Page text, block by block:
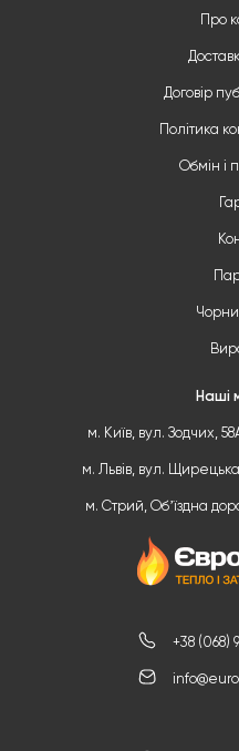
+38 (068)
Про
Договір
Політика
Обмін і
Наші
м. Київ, вул. Зодчих,
м. Львів, вул.
м. Стрий, Обʼїздна